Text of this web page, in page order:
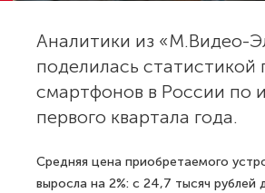
Аналитики из «М.Видео-
поделилась статистикой
смартфонов в России по
первого квартала года.
Средняя цена приобретаемого
выросла на 2%: с 24,7 тысяч рублей